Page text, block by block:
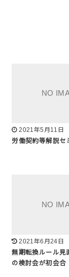
2021年5月11日
労働契約等解説セ
2021年6月24日
無期転換ルール見
の検討会が初会合